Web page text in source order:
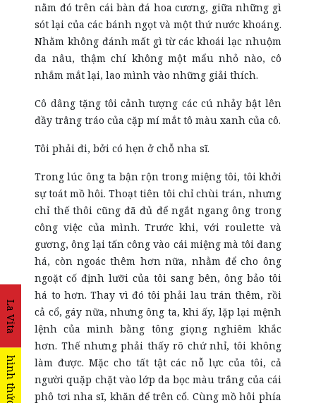
La Vita
hình thức
nằm đó trên cái bàn đá hoa cương, giữa những gì
sót lại của các bánh ngọt và một thứ nước khoáng.
Nhằm không đánh mất gì từ các khoái lạc nhuộm
da nâu, thậm chí không một mẩu nhỏ nào, cô
nhắm mắt lại, lao mình vào những giải thích.
Cô dâng tặng tôi cảnh tượng các cú nhảy bật lên
đầy trâng tráo của cặp mí mắt tô màu xanh của cô.
Tôi phải đi, bởi có hẹn ở chỗ nha sĩ.
Trong lúc ông ta bận rộn trong miệng tôi, tôi khởi
sự toát mồ hôi. Thoạt tiên tôi chỉ chùi trán, nhưng
chỉ thế thôi cũng đã đủ để ngắt ngang ông trong
công việc của mình. Trước khi, với roulette và
gương, ông lại tấn công vào cái miệng mà tôi đang
há, còn ngoác thêm hơn nữa, nhằm để cho ông
ngoặt cố định lưỡi của tôi sang bên, ông bảo tôi
há to hơn. Thay vì đó tôi phải lau trán thêm, rồi
cả cổ, gáy nữa, nhưng ông ta, khi ấy, lặp lại mệnh
lệnh của mình bằng tông giọng nghiêm khắc
hơn. Thế nhưng phải thấy rõ chứ nhỉ, tôi không
làm được. Mặc cho tất tật các nỗ lực của tôi, cả
người quặp chặt vào lớp da bọc màu trắng của cái
phô tơi nha sĩ, khăn để trên cổ. Cùng mồ hôi phía